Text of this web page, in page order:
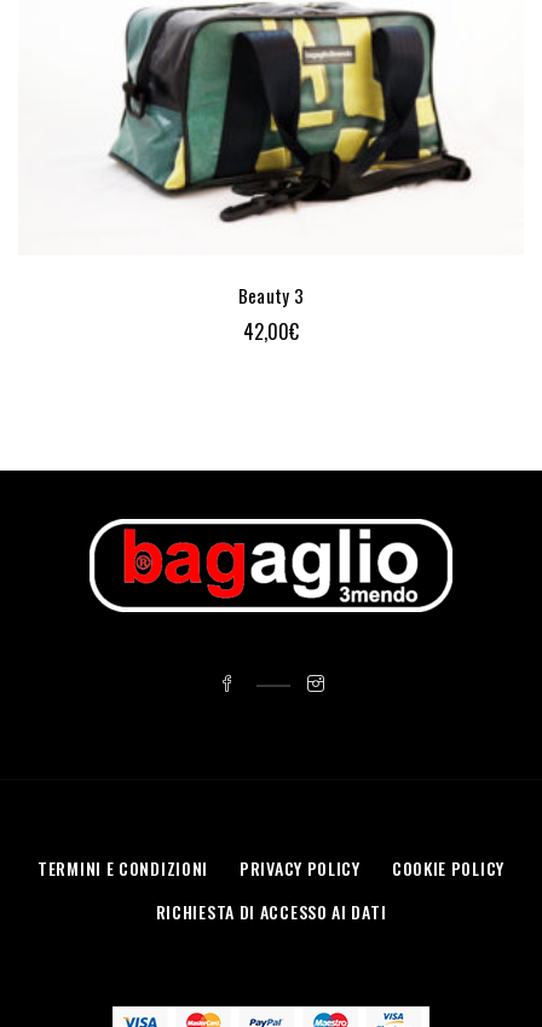
Beauty 3
42,00€
TERMINI E CONDIZIONI PRIVACY POLICY
COOKIE POLICY
RICHIESTA DI ACCESSO AI DATI